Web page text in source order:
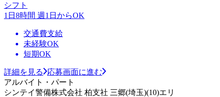
シフト
1日8時間 週1日からOK
交通費支給
未経験OK
短期OK
詳細を見る
応募画面に進む
アルバイト・パート
シンテイ警備株式会社 柏支社 三郷(埼玉)(10)エリ